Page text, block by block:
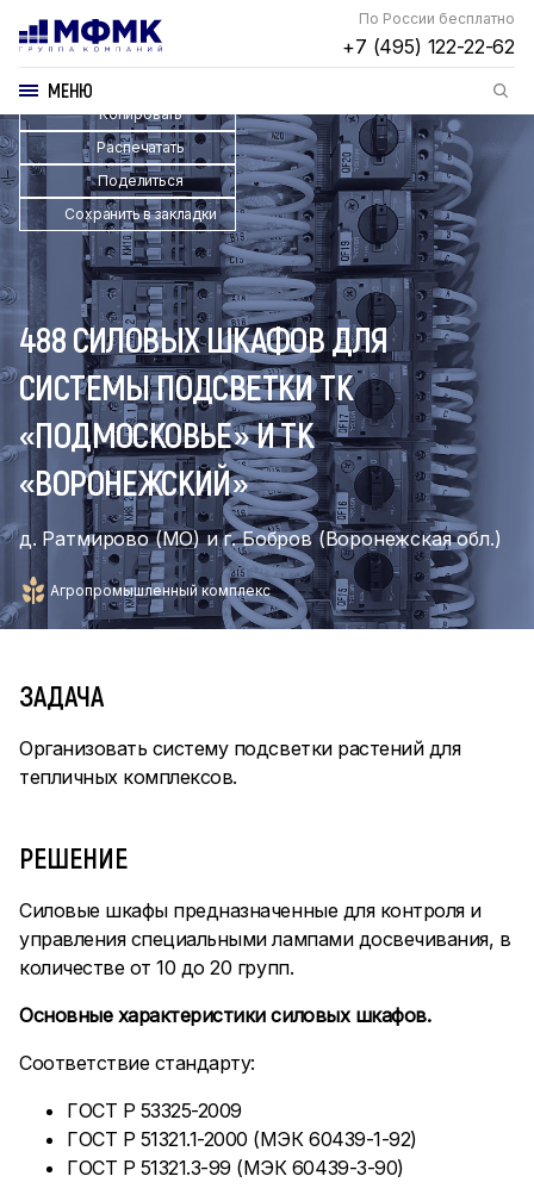
По России бесплатно
+7 (495) 122-22-62
МЕНЮ
Копировать
Распечатать
Поделиться
Сохранить в закладки
488 СИЛОВЫХ ШКАФОВ ДЛЯ
СИСТЕМЫ ПОДСВЕТКИ ТК
«ПОДМОСКОВЬЕ» И ТК
«ВОРОНЕЖСКИЙ»
д. Ратмирово (МО) и г. Бобров (Воронежская обл.)
Агропромышленный комплекс
ЗАДАЧА
Организовать систему подсветки растений для
тепличных комплексов.
РЕШЕНИЕ
Силовые шкафы предназначенные для контроля и
управления специальными лампами досвечивания, в
количестве от 10 до 20 групп.
Основные характеристики силовых шкафов.
Соответствие стандарту:
ГОСТ Р 53325-2009
ГОСТ Р 51321.1-2000 (МЭК 60439-1-92)
ГОСТ Р 51321.3-99 (МЭК 60439-3-90)